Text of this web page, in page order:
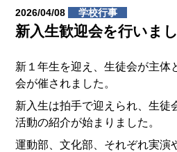
2026/04/08 学校行事
新入生歓迎会を行いま
新１年生を迎え、生徒会が主体
会が催されました。
新入生は拍手で迎えられ、生徒
活動の紹介が始まりました。
運動部、文化部、それぞれ実演